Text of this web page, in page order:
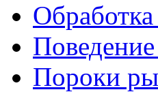
Пороки